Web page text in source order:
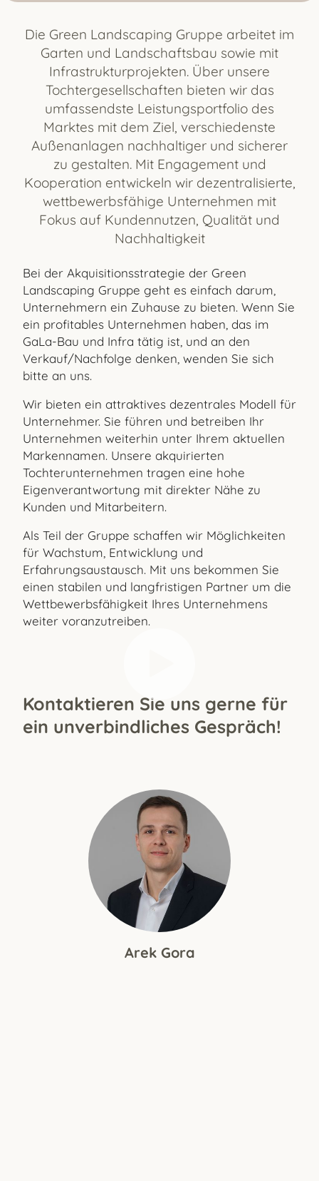
Die Green Landscaping Gruppe arbeitet im
Garten und Landschaftsbau sowie mit
Infrastrukturprojekten. Über unsere
Tochtergesellschaften bieten wir das
umfassendste Leistungsportfolio des
Marktes mit dem Ziel, verschiedenste
Außenanlagen nachhaltiger und sicherer
zu gestalten. Mit Engagement und
Kooperation entwickeln wir dezentralisierte,
wettbewerbsfähige Unternehmen mit
Fokus auf Kundennutzen, Qualität und
Nachhaltigkeit
Bei der Akquisitionsstrategie der Green
Landscaping Gruppe geht es einfach darum,
Unternehmern ein Zuhause zu bieten. Wenn Sie
ein profitables Unternehmen haben, das im
GaLa-Bau und Infra tätig ist, und an den
Verkauf/Nachfolge denken, wenden Sie sich
bitte an uns.
Wir bieten ein attraktives dezentrales Modell für
Unternehmer. Sie führen und betreiben Ihr
Unternehmen weiterhin unter Ihrem aktuellen
Markennamen. Unsere akquirierten
Tochterunternehmen tragen eine hohe
Eigenverantwortung mit direkter Nähe zu
Kunden und Mitarbeitern.
Als Teil der Gruppe schaffen wir Möglichkeiten
für Wachstum, Entwicklung und
Erfahrungsaustausch. Mit uns bekommen Sie
einen stabilen und langfristigen Partner um die
Wettbewerbsfähigkeit Ihres Unternehmens
weiter voranzutreiben.
Kontaktieren Sie uns gerne für
ein unverbindliches Gespräch!
Arek Gora